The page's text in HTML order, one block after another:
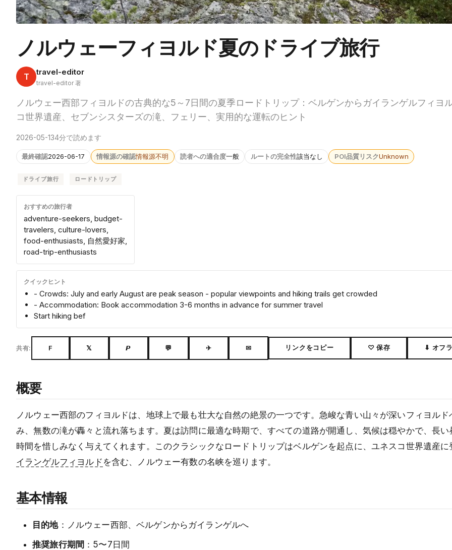
ノルウェーフィヨルド夏のドライブ旅行
T travel-editor
travel-editor 著
ノルウェー西部フィヨルドの古典的な5～7日間の夏季ロードトリップ：ベルゲンからガイランゲルフィヨ
コ世界遺産、セブンシスターズの滝、フェリー、実用的な運転のヒント
2026-05-134分で読めます
最終確認2026-06-17 情報源の確認情報源不明 読者への適合度一般 ルートの完全性該当なし POI品質リスクUnknown
ドライブ旅行 ロードトリップ
おすすめの旅行者
adventure-seekers, budget-
travelers, culture-lovers,
food-enthusiasts, 自然愛好家,
road-trip-enthusiasts
クイックヒント
- Crowds: July and early August are peak season - popular viewpoints and hiking trails get crowded
- Accommodation: Book accommodation 3-6 months in advance for summer travel
Start hiking bef
共有: F 𝕏 𝙋 💬 ✈ ✉ リンクをコピー ♡ 保存 ⬇ オフ
概要
ノルウェー西部のフィヨルドは、地球上で最も壮大な自然の絶景の一つです。急峻な青い山々が深いフィヨルド
み、無数の滝が轟々と流れ落ちます。夏は訪問に最適な時期で、すべての道路が開通し、気候は穏やかで、長い
時間を惜しみなく与えてくれます。このクラシックなロードトリップはベルゲンを起点に、ユネスコ世界遺産に
イランゲルフィヨルド を含む、ノルウェー有数の名峡を巡ります。
基本情報
目的地：ノルウェー西部、ベルゲンからガイランゲルへ
推奨旅行期間 ：5〜7日間